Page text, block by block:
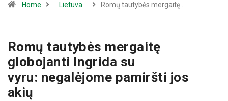
Home Lietuva Romų tautybės mergaitę…
Romų tautybės mergaitę
globojanti Ingrida su
vyru: negalėjome pamiršti jos
akių